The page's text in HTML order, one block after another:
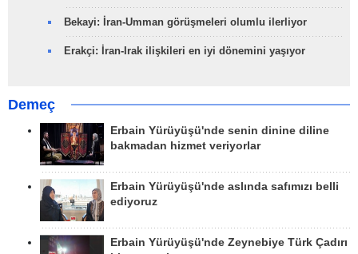
Bekayi: İran-Umman görüşmeleri olumlu ilerliyor
Erakçi: İran-Irak ilişkileri en iyi dönemini yaşıyor
Demeç
Erbain Yürüyüşü'nde senin dinine diline
bakmadan hizmet veriyorlar
Erbain Yürüyüşü'nde aslında safımızı belli
ediyoruz
Erbain Yürüyüşü'nde Zeynebiye Türk Çadırı